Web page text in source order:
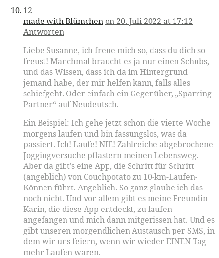
12
made with Blümchen on 20. Juli 2022 at 17:12
Antworten
Liebe Susanne, ich freue mich so, dass du dich so
freust! Manchmal braucht es ja nur einen Schubs,
und das Wissen, dass ich da im Hintergrund
jemand habe, der mir helfen kann, falls alles
schiefgeht. Oder einfach ein Gegenüber, „Sparring
Partner“ auf Neudeutsch.
Ein Beispiel: Ich gehe jetzt schon die vierte Woche
morgens laufen und bin fassungslos, was da
passiert. Ich! Laufe! NIE! Zahlreiche abgebrochene
Joggingversuche pflastern meinen Lebensweg.
Aber da gibt’s eine App, die Schritt für Schritt
(angeblich) von Couchpotato zu 10-km-Laufen-
Können führt. Angeblich. So ganz glaube ich das
noch nicht. Und vor allem gibt es meine Freundin
Karin, die diese App entdeckt, zu laufen
angefangen und mich dann mitgerissen hat. Und es
gibt unseren morgendlichen Austausch per SMS, in
dem wir uns feiern, wenn wir wieder EINEN Tag
mehr Laufen waren.